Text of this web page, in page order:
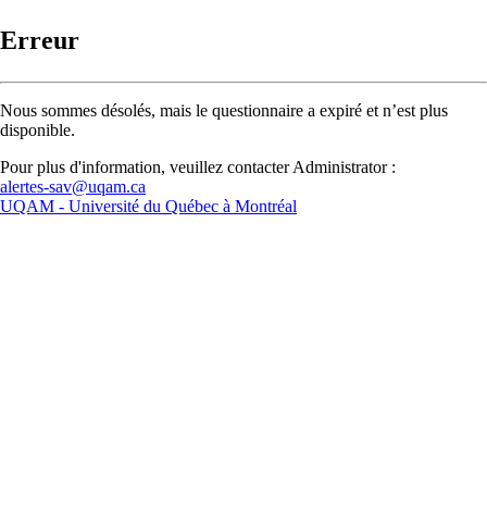
Erreur
Nous sommes désolés, mais le questionnaire a expiré et n’est plus
disponible.
Pour plus d'information, veuillez contacter Administrator :
alertes-sav@uqam.ca
UQAM - Université du Québec à Montréal